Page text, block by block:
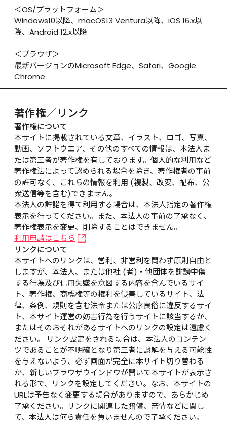
＜OS/プラットフォーム＞
Windows10以降、macOS13 Ventura以降、iOS 16.x以
降、Android 12.x以降
＜ブラウザ＞
最新バージョンのMicrosoft Edge、Safari、Google
Chrome
著作権／リンク
著作権について
本サイトに掲載されている文章、イラスト、ロゴ、写真、
動画、ソフトウエア、その他のすべての情報は、本法人ま
たは第三者が著作権を有しております。個人的な利用など
著作権法によって認められる場合を除き、著作権者の事前
の許可なく、これらの情報を利用 (複製、改変、配布、公
衆送信等を含む)できません。
本法人の許諾を得て利用する場合は、本法人指定の著作権
表示を行ってください。また、本法人の事前の了承なく、
著作権表示を変更、削除することはできません。
利用申請はこちら
リンクについて
本サイトへのリンクは、営利、非営利を問わず原則自由と
しますが、本法人、または他社 (者)・他団体を誹謗中傷
する行為及び信用失墜を意図する内容を含んでいるサイ
ト、著作権、商標権等の権利を侵害しているサイト、法
律、条例、規則を含む法令または公序良俗に違反するサイ
ト、本サイト運営の妨害行為を行うサイトに該当するか、
またはそのおそれがあるサイトへのリンクの設定は遠慮く
ださい。 リンク設定をされる場合は、本法人のコンテン
ツであることが不明確となり第三者に誤解を与える可能性
を与えないよう、必ず画面が完全に本サイト切り替わる
か、新しいブラウザウインドウが開いて本サイトが表示さ
れる形で、リンクを設定してください。なお、本サイトの
URLは予告なく変更する場合がありますので、あらかじめ
了承ください。リンクに関連した賠償、苦情などに関し
て、本法人は何ら責任を負いませんので了承ください。